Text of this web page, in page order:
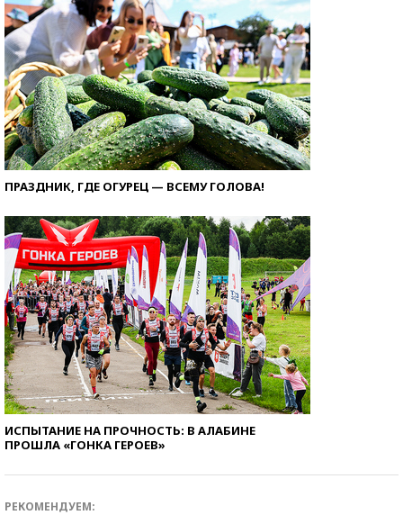
ПРАЗДНИК, ГДЕ ОГУРЕЦ — ВСЕМУ ГОЛОВА!
ИСПЫТАНИЕ НА ПРОЧНОСТЬ: В АЛАБИНЕ
ПРОШЛА «ГОНКА ГЕРОЕВ»
РЕКОМЕНДУЕМ: